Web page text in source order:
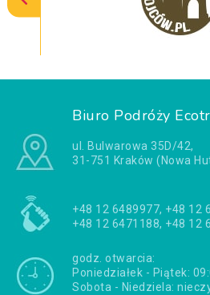
Biuro Podróży
ul. Bulwarowa 35D/42,
31-751 Kraków (Nowa
+48 12 6489977, +48 12
+48 12 6471188, +48 12
godz. otwarcia:
Poniedziałek - Piątek:
Sobota - Niedziela: